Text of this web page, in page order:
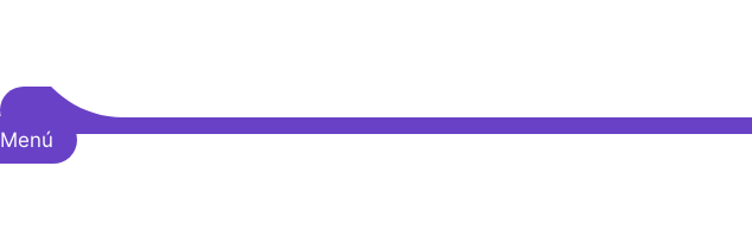
Menú